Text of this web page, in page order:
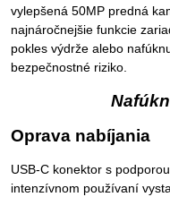
vylepšená 50MP predná
najnáročnejšie funkcie
pokles výdrže alebo
bezpečnostné riziko.
Oprava nabíjania
USB-C konektor s
intenzívnom používaní